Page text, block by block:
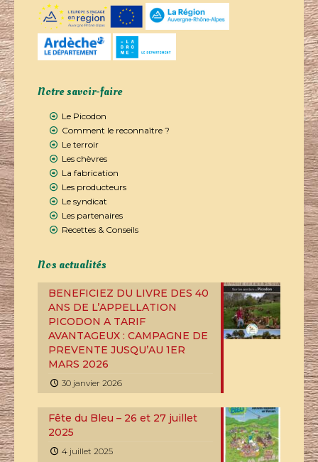
Notre savoir-faire
Le Picodon
Comment le reconnaître ?
Le terroir
Les chèvres
La fabrication
Les producteurs
Le syndicat
Les partenaires
Recettes & Conseils
Nos actualités
BENEFICIEZ DU LIVRE DES 40
ANS DE L’APPELLATION
PICODON A TARIF
AVANTAGEUX : CAMPAGNE DE
PREVENTE JUSQU’AU 1ER
MARS 2026
30 janvier 2026
Fête du Bleu – 26 et 27 juillet
2025
4 juillet 2025